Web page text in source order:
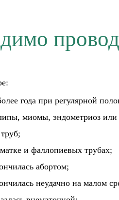
года при регулярной
миомы, эндометриоз или
и фаллопиевых трубах;
абортом;
неудачно на малом